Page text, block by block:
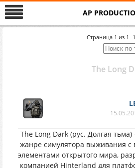
AP
Страница 1 из 1 1
The Long
The Long Dark (рус. Долгая
жанре симулятора выживания с
элементами открытого мира,
компанией Hinterland для